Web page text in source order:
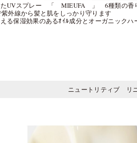
たUVスプレー 「 MIEUFA 」 6種類の香
外線から髪と肌をしっかり守ります
る保湿効果のあるｵｲﾙ成分とオーガニック
ニュートリティブ リ